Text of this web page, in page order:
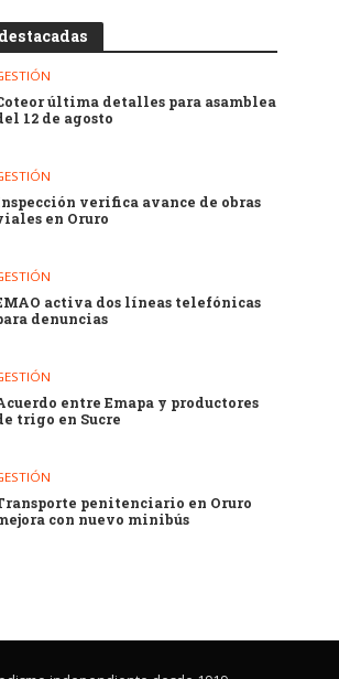
última detalles para asamblea
12 de agosto
verifica avance de obras
en Oruro
activa dos líneas telefónicas
denuncias
entre Emapa y productores
trigo en Sucre
penitenciario en Oruro
con nuevo minibús